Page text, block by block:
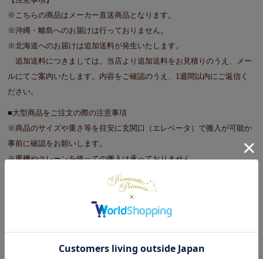
※こちらの商品はメーカー直送商品となります。
※沖縄・離島へのお届けは行っておりません。
※北海道へのお届けは追加送料が発生いたします。
追加送料につきましては、当店より追加送料をお見積りのうえ、メー
ルにてご案内いたします。内容をご確認のうえ、1週間以内にご返信く
ださい。
■大型商品をご注文の際の注意事項
※商品のサイズや重さ等を目安に玄関口（エレベータ）で搬入が可能か
事前に確認をお願いします。
※重機やクレーンを使っての搬入は承っておりません。
※搬入ができずに返品となる場合は、往復運賃を請求する場合がござい